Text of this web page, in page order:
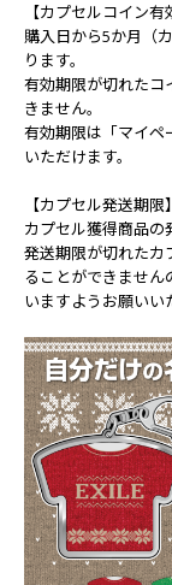
【カプセルコイン有
購入日から5か月（
ります。
有効期限が切れたコ
きません。
有効期限は「マイペ
いただけます。
【カプセル発送期限】
カプセル獲得商品の
発送期限が切れたカ
ることができません
いますようお願いい